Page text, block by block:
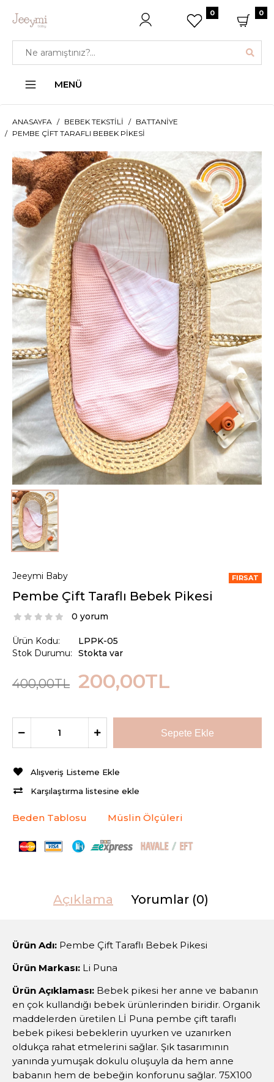
0 0
MENÜ
ANASAYFA BEBEK TEKSTILI
BATTANIYE
PEMBE ÇIFT TARAFLI BEBEK PIKESI
Jeeymi Baby FIRSAT
Pembe Çift Taraflı Bebek Pikesi
0 yorum
Ürün Kodu:
Stok Durumu:
LPPK-05
Stokta var
400,00TL 200,00TL
Alışveriş Listeme Ekle
Karşılaştırma listesine ekle
Beden Tablosu Müslin Ölçüleri
Açıklama Yorumlar (0)
Ürün Adı: Pembe Çift Taraflı Bebek Pikesi
Ürün Markası: Li Puna
Ürün Açıklaması: Bebek pikesi her anne ve babanın
en çok kullandığı bebek ürünlerinden biridir. Organik
maddelerden üretilen Lİ Puna pembe çift taraflı
bebek pikesi bebeklerin uyurken ve uzanırken
oldukça rahat etmelerini sağlar. Şık tasarımının
yanında yumuşak dokulu oluşuyla da hem anne
babanın hem de bebeğin konforunu sağlar. 75X100